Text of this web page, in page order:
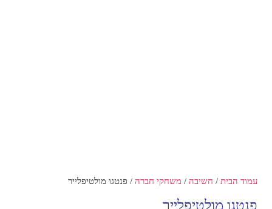
עמוד הבית / חשיבה / משחקי חברה / פנטגו מולטיפלייר
פנטגו מולטיפלייר